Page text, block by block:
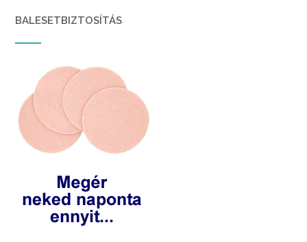
BALESETBIZTOSÍTÁS